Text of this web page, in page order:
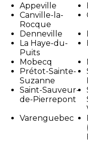
Appeville
Canville-la-
Rocque
Denneville
La Haye-du-
Puits
Mobecq
Prétot-Sainte-
Suzanne
Saint-Sauveur-
de-Pierrepont
Varenguebec